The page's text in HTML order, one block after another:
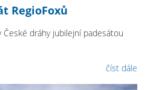
RegioFoxů
České dráhy jubilejní padesátou
číst dále